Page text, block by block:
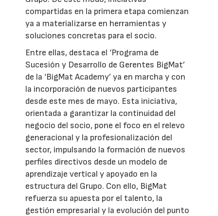
compartidas en la primera etapa comienzan
ya a materializarse en herramientas y
soluciones concretas para el socio.
Entre ellas, destaca el ‘Programa de
Sucesión y Desarrollo de Gerentes BigMat’
de la ‘BigMat Academy’ ya en marcha y con
la incorporación de nuevos participantes
desde este mes de mayo. Esta iniciativa,
orientada a garantizar la continuidad del
negocio del socio, pone el foco en el relevo
generacional y la profesionalización del
sector, impulsando la formación de nuevos
perfiles directivos desde un modelo de
aprendizaje vertical y apoyado en la
estructura del Grupo. Con ello, BigMat
refuerza su apuesta por el talento, la
gestión empresarial y la evolución del punto